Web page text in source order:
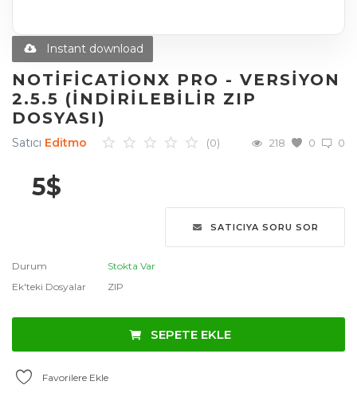
Favoriler
İletişim
Giriş Yap
Üye Ol
العربية
Deutsch
Instant download
NOTIFICATIONX PRO - VERSIYON
2.5.5 (İNDIRILEBILIR ZIP
DOSYASI)
Satıcı Editmo 0
(0) 0
218
5$
SATICIYA SORU SOR
Durum
Stokta Var
Ek'teki Dosyalar
ZIP
SEPETE EKLE
Favorilere Ekle